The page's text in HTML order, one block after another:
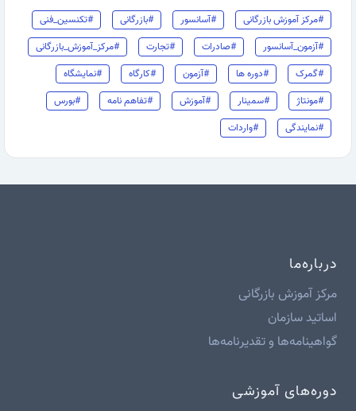
#مرکز آموزش بازرگانی #آسانسور #بازرگانی
#تکنسین_فنی
#آزمون_آسانسور
#صادرات #تجارت
#مرکز_آموزش_بازرگانی
#گمرک
#دوره ها #آزمون #کارگاه
#نمایشگاه
#مونتاژ
#سمینار #آموزش #تفاهم نامه
#بورس
#نمایندگی
#واردات
درباره‌ما
مرکز آموزش بازرگانی
اساتید سازمان
گواهینامه‌ها و تقدیرنامه‌ها
دوره‌های آموزشی